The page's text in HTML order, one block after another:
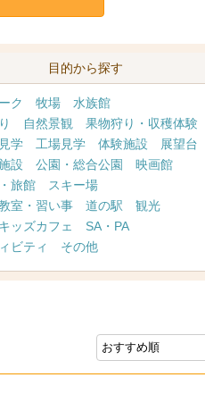
目的から探す
ク 牧場
水族館
自然景観
果物狩り・収穫体験
学 工場見学 体験施設
展望台
設 公園・総合公園
映画館
旅館
スキー場
室・習い事 道の駅
観光
キッズカフェ
SA・PA
ビティ その他